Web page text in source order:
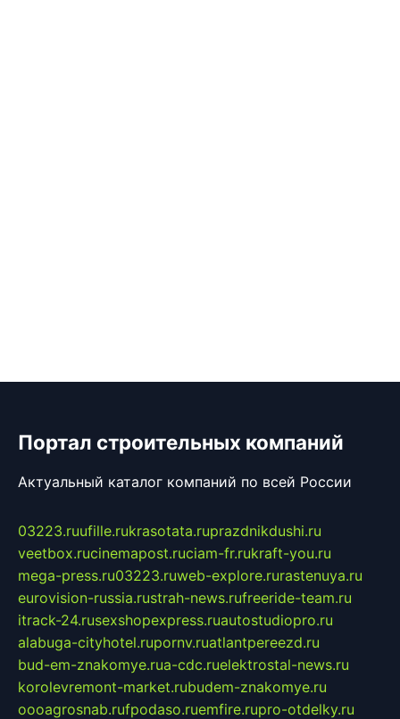
Портал строительных компаний
Актуальный каталог компаний по всей России
03223.ruufille.rukrasotata.ruprazdnikdushi.ru
veetbox.rucinemapost.ruciam-fr.rukraft-you.ru
mega-press.ru03223.ruweb-explore.rurastenuya.ru
eurovision-russia.rustrah-news.rufreeride-team.ru
itrack-24.rusexshopexpress.ruautostudiopro.ru
alabuga-cityhotel.rupornv.ruatlantpereezd.ru
bud-em-znakomye.rua-cdc.ruelektrostal-news.ru
korolevremont-market.rubudem-znakomye.ru
oooagrosnab.rufpodaso.ruemfire.rupro-otdelky.ru